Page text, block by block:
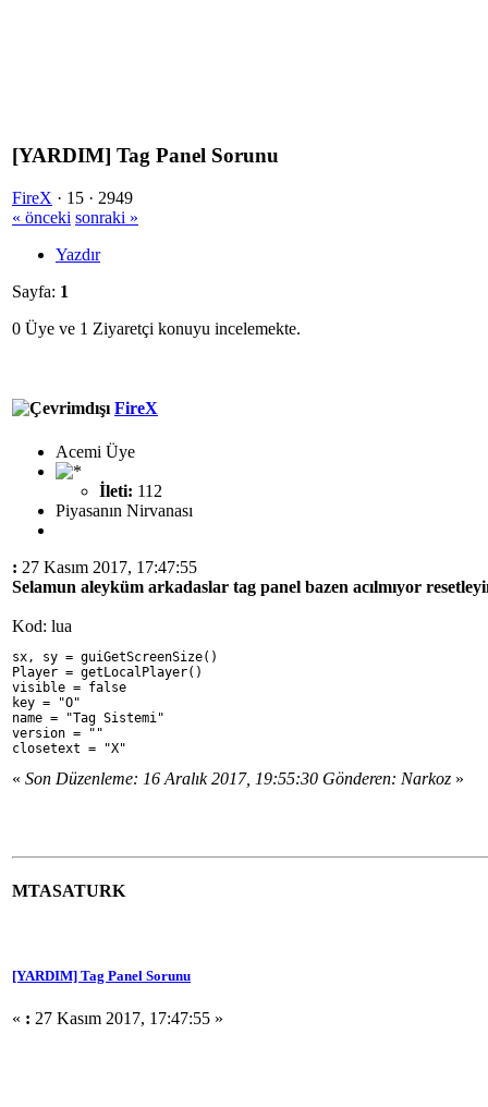
[YARDIM] Tag Panel Sorunu
FireX · 15 · 2949
« önceki sonraki »
Yazdır
Sayfa: 1
0 Üye ve 1 Ziyaretçi konuyu incelemekte.
FireX
Acemi Üye
İleti: 112
Piyasanın Nirvanası
: 27 Kasım 2017, 17:47:55
Selamun aleyküm arkadaslar tag panel bazen acılmıyor
Kod: lua
sx, sy = guiGetScreenSize()
Player = getLocalPlayer()
visible = false
key = "O"
name = "Tag Sistemi"
version = ""
closetext = "X"
« Son Düzenleme: 16 Aralık 2017, 19:55:30 Gönderen: Narkoz »
MTASATURK
[YARDIM] Tag Panel Sorunu
« : 27 Kasım 2017, 17:47:55 »